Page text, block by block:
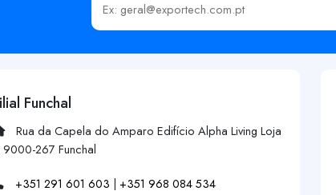
Insira o seu email
Funchal
Rua da Capela do Amparo Edifício Alpha Living Loja
267 Funchal
+351 291 601 603 | +351 968 084 534